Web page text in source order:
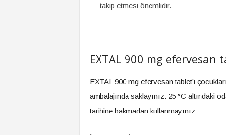
takip etmesi önemlidir.
EXTAL 900 mg efervesan
EXTAL 900 mg efervesan tablet’i
ambalajında saklayınız. 25 °C altındaki
tarihine bakmadan kullanmayınız.